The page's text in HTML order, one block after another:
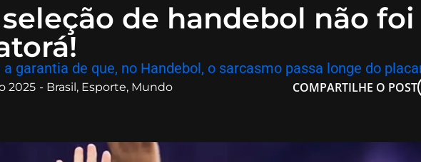
de handebol não foi
garantia de que, no Handebol, o sarcasmo passa longe do
2025 - Brasil, Esporte, Mundo COMPARTILHE O POST